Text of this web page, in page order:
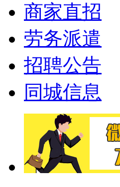
商家直招
劳务派遣
招聘公告
同城信息